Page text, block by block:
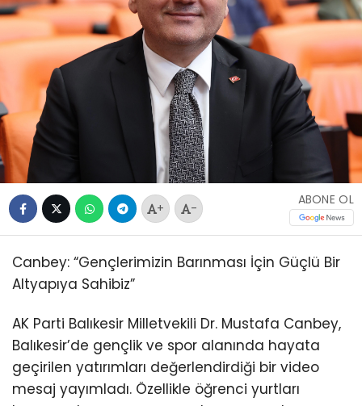
+ -
ABONE OL
Canbey: “Gençlerimizin Barınması İçin Güçlü Bir
Altyapıya Sahibiz”
AK Parti Balıkesir Milletvekili Dr. Mustafa Canbey,
Balıkesir’de gençlik ve spor alanında hayata
geçirilen yatırımları değerlendirdiği bir video
mesaj yayımladı. Özellikle öğrenci yurtları